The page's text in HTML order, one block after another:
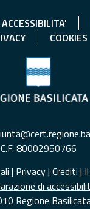
ACCESSIBILITA'
COOKIES
C.F. 80002950766
| Privacy| Crediti |
di
Regione